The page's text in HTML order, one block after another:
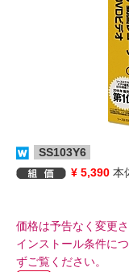
SS103Y6
¥ 5,390 本
価格は予告なく変更
インストール条件に
ずご覧ください。